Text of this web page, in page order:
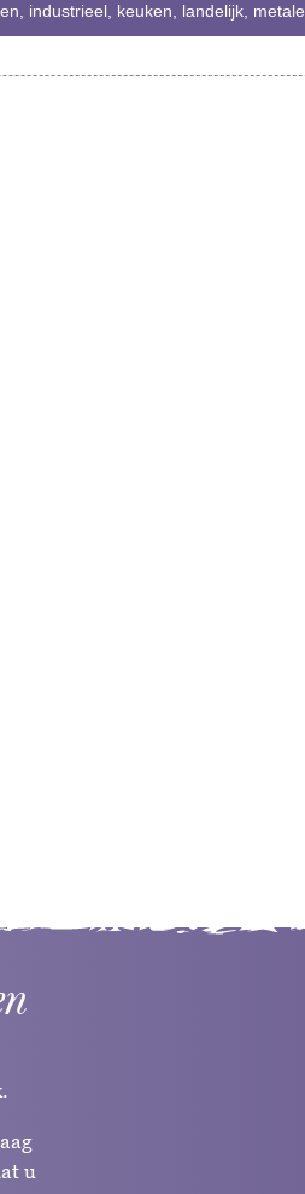
, industrieel, keuken, landelijk,
u